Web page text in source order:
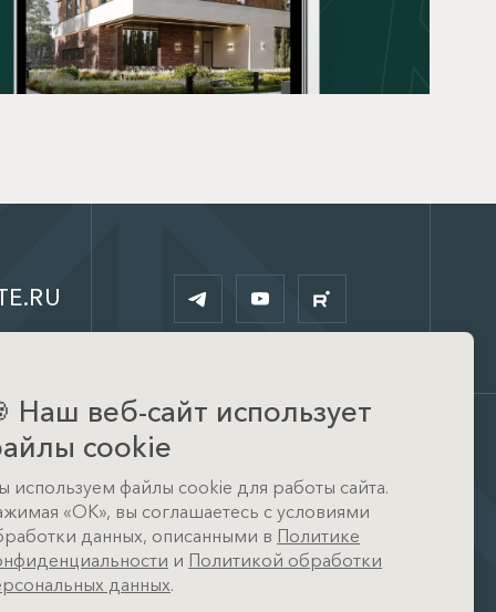
Офис
д. Тимошкино, ул.
Архитектора Райта, д. 1 (КП
Кристал Истра)
Наш веб-сайт использует
cookie
используем файлы cookie для работы сайта.
«ОК», вы соглашаетесь с условиями
данных, описанными в Политике
и Политикой обработки
данных.